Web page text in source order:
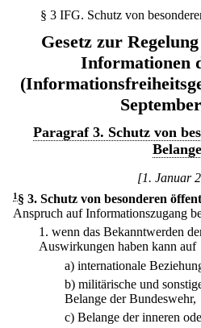
§ 3 IFG. Schutz von
Gesetz zur
Informationen
Paragraf 3. Schutz von
[1. Januar
1 § 3. Schutz von besonderen
Anspruch auf Informationszugang
1. wenn das Bekanntwerden
Auswirkungen haben kann auf
a) internationale
b) militärische und
Belange der Bundeswehr,
c) Belange der inneren